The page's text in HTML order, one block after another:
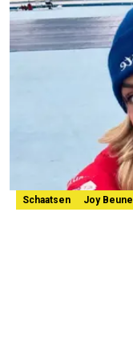
Schaatsen Joy Beune